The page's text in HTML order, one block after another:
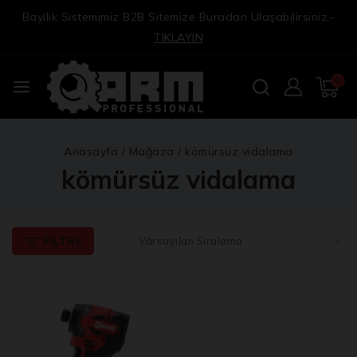
Bayilik Sistemimiz B2B Sitemize Buradan Ulaşabilirsiniz.-
TIKLAYIN
0
Anasayfa / Mağaza / kömürsüz vidalama
kömürsüz vidalama
FILTRE